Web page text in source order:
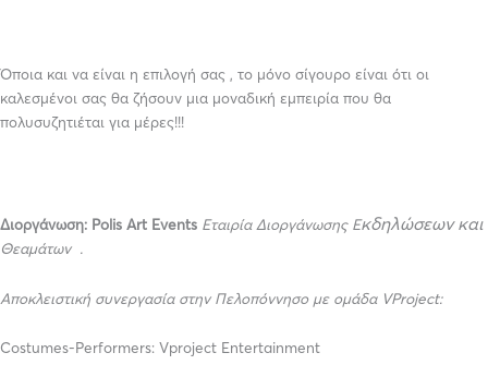
Όποια και να είναι η επιλογή σας , το μόνο σίγουρο είναι ότι οι
καλεσμένοι σας θα ζήσουν μια μοναδική εμπειρία που θα
πολυσυζητιέται για μέρες!!!
Διοργάνωση: Polis Αrt Εvents Εταιρία Διοργάνωσης Εκδηλώσεωνκαι
Θεαμάτων .
Αποκλειστική συνεργασία στην Πελοπόννησο με ομάδα VProject:
Costumes-Performers: Vproject Entertainment